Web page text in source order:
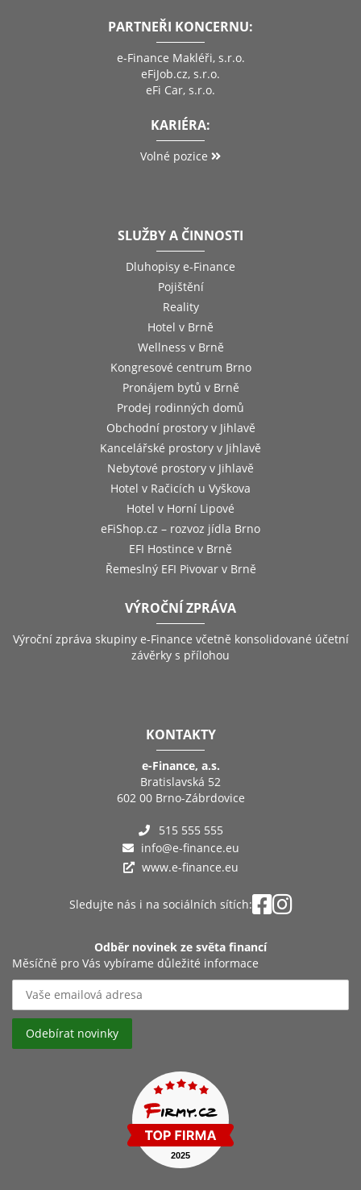
PARTNEŘI KONCERNU:
e-Finance Makléři, s.r.o.
eFiJob.cz, s.r.o.
eFi Car, s.r.o.
KARIÉRA:
Volné pozice
SLUŽBY A ČINNOSTI
Dluhopisy e-Finance
Pojištění
Reality
Hotel v Brně
Wellness v Brně
Kongresové centrum Brno
Pronájem bytů v Brně
Prodej rodinných domů
Obchodní prostory v Jihlavě
Kancelářské prostory v Jihlavě
Nebytové prostory v Jihlavě
Hotel v Račicích u Vyškova
Hotel v Horní Lipové
eFiShop.cz – rozvoz jídla Brno
EFI Hostince v Brně
Řemeslný EFI Pivovar v Brně
VÝROČNÍ ZPRÁVA
Výroční zpráva skupiny e-Finance včetně konsolidované účetní
závěrky s přílohou
KONTAKTY
e-Finance, a.s.
Bratislavská 52
602 00 Brno-Zábrdovice
515 555 555
info@e-finance.eu
www.e-finance.eu
Sledujte nás i na sociálních sítích:
Odběr novinek ze světa financí
Měsíčně pro Vás vybírame důležité informace